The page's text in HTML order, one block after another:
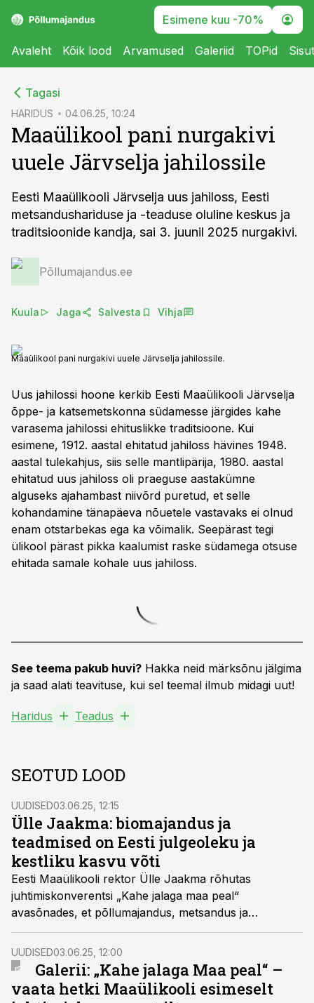
Esimene kuu -70%
Avaleht Kõik lood Arvamused Galeriid TOPid
Tagasi
HARIDUS 04.06.25, 10:24
Maaülikool pani nurgakivi
uuele Järvselja jahilossile
Eesti Maaülikooli Järvselja uus jahiloss, Eesti
metsandushariduse ja -teaduse oluline keskus ja
traditsioonide kandja, sai 3. juunil 2025 nurgakivi.
Põllumajandus.ee
Kuula Jaga Salvesta Vihja
Maaülikool pani nurgakivi uuele Järvselja jahilossile.
Uus jahilossi hoone kerkib Eesti Maaülikooli Järvselja
õppe- ja katsemetskonna südamesse järgides kahe
varasema jahilossi ehituslikke traditsioone. Kui
esimene, 1912. aastal ehitatud jahiloss hävines 1948.
aastal tulekahjus, siis selle mantlipärija, 1980. aastal
ehitatud uus jahiloss oli praeguse aastakümne
alguseks ajahambast niivõrd puretud, et selle
kohandamine tänapäeva nõuetele vastavaks ei olnud
enam otstarbekas ega ka võimalik. Seepärast tegi
ülikool pärast pikka kaalumist raske südamega otsuse
ehitada samale kohale uus jahiloss.
See teema pakub huvi? Hakka neid märksõnu jälgima
ja saad alati teavituse, kui sel teemal ilmub midagi uut!
Haridus Teadus
SEOTUD LOOD
UUDISED03.06.25, 12:15
Ülle Jaakma: biomajandus ja
teadmised on Eesti julgeoleku ja
kestliku kasvu võti
Eesti Maaülikooli rektor Ülle Jaakma rõhutas
juhtimiskonverentsi „Kahe jalaga maa peal“
avasõnades, et põllumajandus, metsandus ja
energeetika ei ole pelgalt sektorid, vaid rahva
püsimajäämise ja riigi julgeoleku alustalad.
UUDISED03.06.25, 12:00
Galerii: „Kahe jalaga Maa peal“ –
vaata hetki Maaülikooli esimeselt